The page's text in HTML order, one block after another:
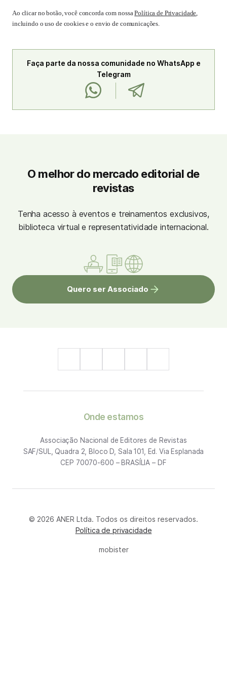
Ao clicar no botão, você concorda com nossaPolítica de Privacidade,
incluindo o uso de cookies e o envio de comunicações.
Faça parte da nossa comunidade no WhatsApp e
Telegram
O melhor do mercado editorial de
revistas
Tenha acesso à eventos e treinamentos exclusivos,
biblioteca virtual e representatividade internacional.
Quero ser Associado
Onde estamos
Associação Nacional de Editores de Revistas
SAF/SUL, Quadra 2, Bloco D, Sala 101, Ed. Via Esplanada
CEP 70070-600 – BRASÍLIA – DF
© 2026 ANER Ltda. Todos os direitos reservados.
Política de privacidade
mobister